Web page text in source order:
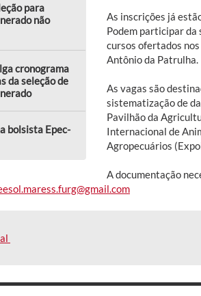
para
não
cronograma
da seleção de
bolsista Epec-
As inscrições já
Podem participar
cursos ofertados nos
Antônio da Patrulha.
As vagas são
sistematização de
Pavilhão da
Internacional de
Agropecuários
A documentação